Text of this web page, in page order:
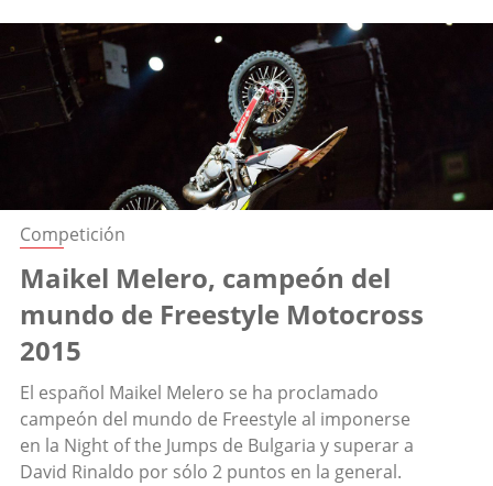
Competición
Maikel Melero, campeón del
mundo de Freestyle Motocross
2015
El español Maikel Melero se ha proclamado
campeón del mundo de Freestyle al imponerse
en la Night of the Jumps de Bulgaria y superar a
David Rinaldo por sólo 2 puntos en la general.
Páginas